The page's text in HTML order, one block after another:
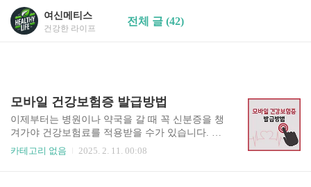
여신메티스
건강한 라이프
전체 글 (42)
모바일 건강보험증 발급방법
이제부터는 병원이나 약국을 갈 때 꼭 신분증을 챙
겨가야 건강보험료를 적용받을 수가 있습니다. 깜
빡하고 챙겨가지 않으면 그만큼 돈이 더 많이 부담
카테고리 없음 2025. 2. 11. 00:08